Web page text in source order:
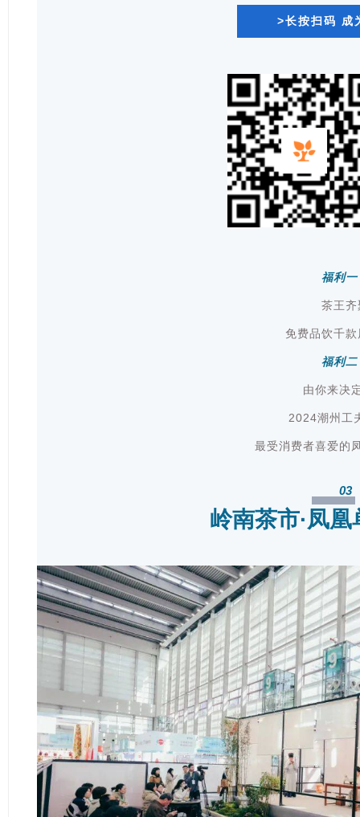
>长按扫码 成
福利一
茶王齐
免费品饮千
福利二
由你来决
2024潮州工
最受消费者喜爱的
03
岭南茶市·凤